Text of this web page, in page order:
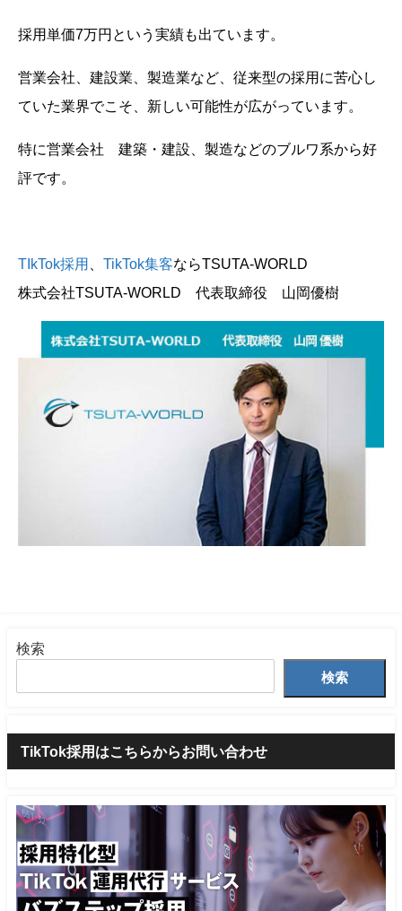
採用単価7万円という実績も出ています。
営業会社、建設業、製造業など、従来型の採用に苦心し
ていた業界でこそ、新しい可能性が広がっています。
特に営業会社 建築・建設、製造などのブルワ系から好
評です。
TIkTok採用 TikTok集客ならTSUTA-WORLD
株式会社TSUTA-WORLD 代表取締役 山岡優樹
検索
検索
TikTok採用はこちらからお問い合わせ